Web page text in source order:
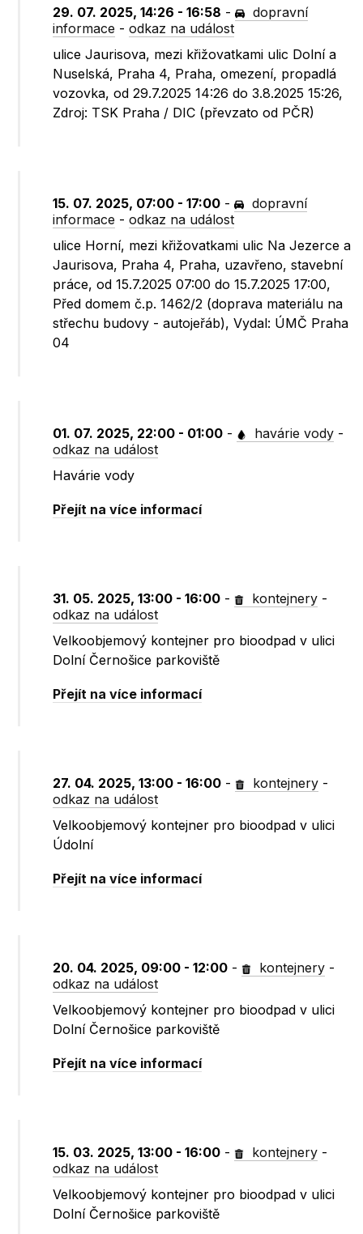
29. 07. 2025, 14:26 - 16:58 -
dopravní
informace -odkaz na událost
ulice Jaurisova, mezi křižovatkami ulic Dolní a
Nuselská, Praha 4, Praha, omezení, propadlá
vozovka, od 29.7.2025 14:26 do 3.8.2025 15:26,
Zdroj: TSK Praha / DIC (převzato od PČR)
15. 07. 2025, 07:00 - 17:00 -
dopravní
informace -odkaz na událost
ulice Horní, mezi křižovatkami ulic Na Jezerce a
Jaurisova, Praha 4, Praha, uzavřeno, stavební
práce, od 15.7.2025 07:00 do 15.7.2025 17:00,
Před domem č.p. 1462/2 (doprava materiálu na
střechu budovy - autojeřáb), Vydal: ÚMČ Praha
04
01. 07. 2025, 22:00 - 01:00 - havárie vody -
odkaz na událost
Havárie vody
Přejít na více informací
31. 05. 2025, 13:00 - 16:00 - kontejnery -
odkaz na událost
Velkoobjemový kontejner pro bioodpad v ulici
Dolní Černošice parkoviště
Přejít na více informací
27. 04. 2025, 13:00 - 16:00 - kontejnery -
odkaz na událost
Velkoobjemový kontejner pro bioodpad v ulici
Údolní
Přejít na více informací
20. 04. 2025, 09:00 - 12:00 - kontejnery -
odkaz na událost
Velkoobjemový kontejner pro bioodpad v ulici
Dolní Černošice parkoviště
Přejít na více informací
15. 03. 2025, 13:00 - 16:00 - kontejnery -
odkaz na událost
Velkoobjemový kontejner pro bioodpad v ulici
Dolní Černošice parkoviště